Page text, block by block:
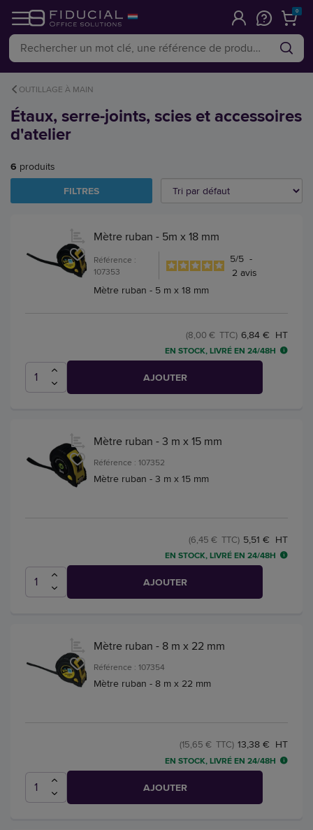
0
OUTILLAGE À MAIN
Étaux, serre-joints, scies et accessoires
d'atelier
6 produits
FILTRES
Mètre ruban - 5m x 18 mm
Référence :
107353
5/5 -
2avis
Mètre ruban - 5 m x 18 mm
6,84 € HT
(8,00 € TTC)
EN STOCK, LIVRÉ EN 24/48H
AJOUTER
Mètre ruban - 3 m x 15 mm
Référence : 107352
Mètre ruban - 3 m x 15 mm
5,51 € HT
(6,45 € TTC)
EN STOCK, LIVRÉ EN 24/48H
AJOUTER
Mètre ruban - 8 m x 22 mm
Référence : 107354
Mètre ruban - 8 m x 22 mm
13,38 € HT
(15,65 € TTC)
EN STOCK, LIVRÉ EN 24/48H
AJOUTER